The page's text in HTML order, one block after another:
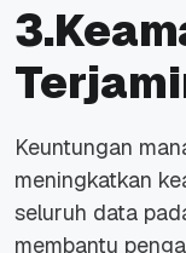
Keuntungan
meningkatkan
seluruh data
membantu